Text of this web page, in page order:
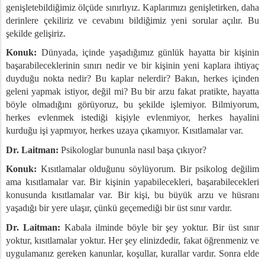
genişletebildiğimiz ölçüde sınırlıyız. Kaplarımızı genişletirken, daha
derinlere çekiliriz ve cevabını bildiğimiz yeni sorular açılır. Bu
şekilde gelişiriz.
Konuk: Dünyada, içinde yaşadığımız günlük hayatta bir kişinin
başarabileceklerinin sınırı nedir ve bir kişinin yeni kaplara ihtiyaç
duyduğu nokta nedir? Bu kaplar nelerdir? Bakın, herkes içinden
geleni yapmak istiyor, değil mi? Bu bir arzu fakat pratikte, hayatta
böyle olmadığını görüyoruz, bu şekilde işlemiyor. Bilmiyorum,
herkes evlenmek istediği kişiyle evlenmiyor, herkes hayalini
kurduğu işi yapmıyor, herkes uzaya çıkamıyor. Kısıtlamalar var.
Dr. Laitman: Psikologlar bununla nasıl başa çıkıyor?
Konuk: Kısıtlamalar olduğunu söylüyorum. Bir psikolog değilim
ama kısıtlamalar var. Bir kişinin yapabilecekleri, başarabilecekleri
konusunda kısıtlamalar var. Bir kişi, bu büyük arzu ve hüsranı
yaşadığı bir yere ulaşır, çünkü geçemediği bir üst sınır vardır.
Dr. Laitman: Kabala ilminde böyle bir şey yoktur. Bir üst sınır
yoktur, kısıtlamalar yoktur. Her şey elinizdedir, fakat öğrenmeniz ve
uygulamanız gereken kanunlar, koşullar, kurallar vardır. Sonra elde